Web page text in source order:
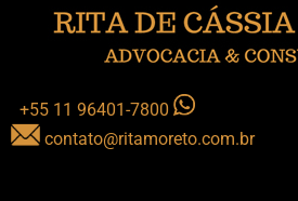
+55 11 96401-7800
contato@ritamoreto.com.br